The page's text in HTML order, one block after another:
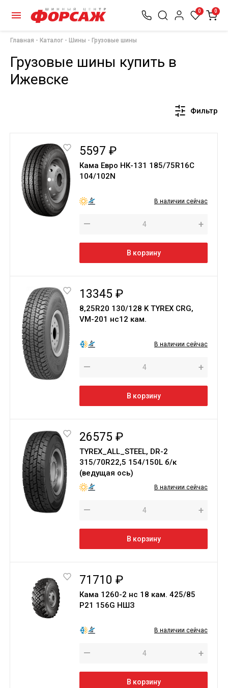
0 0
Главная Каталог Шины Грузовые шины
Грузовые шины купить в
Ижевске
Фильтр
5597 ₽
Кама Евро НК-131 185/75R16С
104/102N
В наличии сейчас
— +
В корзину
13345 ₽
8,25R20 130/128 K TYREX CRG,
VM-201 нс12 кам.
В наличии сейчас
— +
В корзину
26575 ₽
TYREX_ALL_STEEL, DR-2
315/70R22,5 154/150L б/к
(ведущая ось)
В наличии сейчас
— +
В корзину
71710 ₽
Кама 1260-2 нс 18 кам. 425/85
Р21 156G НШЗ
В наличии сейчас
— +
В корзину